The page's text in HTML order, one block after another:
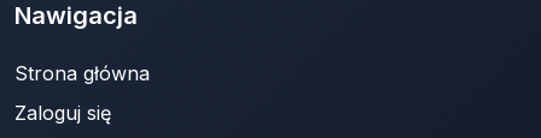
Nawigacja
Strona główna
Zaloguj się